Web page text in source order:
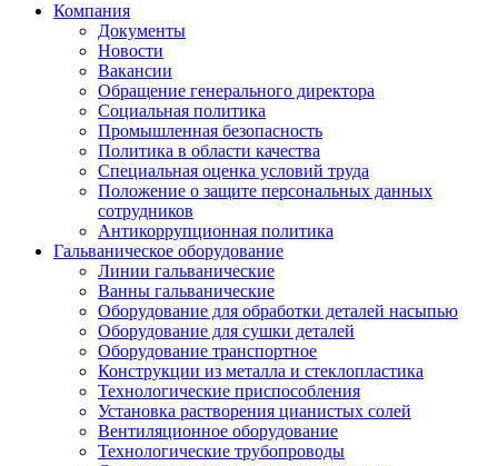
Компания
Документы
Новости
Вакансии
Обращение генерального директора
Социальная политика
Промышленная безопасность
Политика в области качества
Специальная оценка условий труда
Положение о защите персональных данных
сотрудников
Антикоррупционная политика
Гальваническое оборудование
Линии гальванические
Ванны гальванические
Оборудование для обработки деталей насыпью
Оборудование для сушки деталей
Оборудование транспортное
Конструкции из металла и стеклопластика
Технологические приспособления
Установка растворения цианистых солей
Вентиляционное оборудование
Технологические трубопроводы